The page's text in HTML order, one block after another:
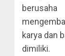
berusaha
karya dan
dimiliki.